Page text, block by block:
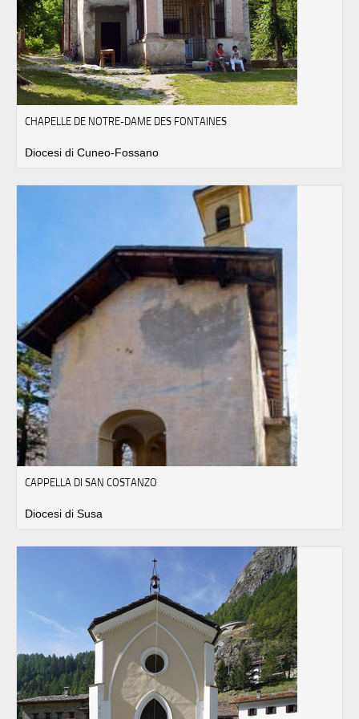
CHAPELLE DE NOTRE-DAME DES FONTAINES
Diocesi di Cuneo-Fossano
CAPPELLA DI SAN COSTANZO
Diocesi di Susa